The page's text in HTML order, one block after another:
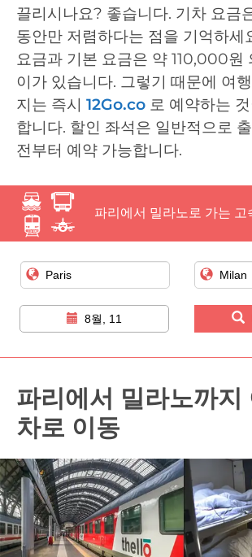
끌리시나요? 좋습니다. 기차 요금
동안만 저렴하다는 점을 기억하세
요금과 기본 요금은 약 110,000원
이가 있습니다. 그렇기 때문에 여
지는 즉시 12Go.co 로 예약하는
합니다. 할인 좌석은 일반적으로
전부터 예약 가능합니다.
파리에서 밀라노로 가는 고
8월, 11
파리에서 밀라노까지
차로 이동